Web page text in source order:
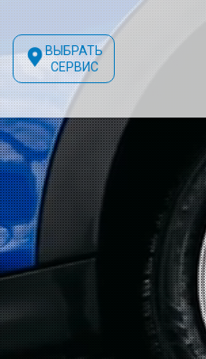
ВЫБРАТЬ
СЕРВИС